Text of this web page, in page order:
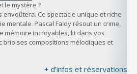
le mystère ?
envoûtera. Ce spectacle unique et riche
mentale. Pascal Faidy résout un crime,
mémoire incroyables, lit dans vos
brio ses compositions mélodiques et
+ d’infos et réservations